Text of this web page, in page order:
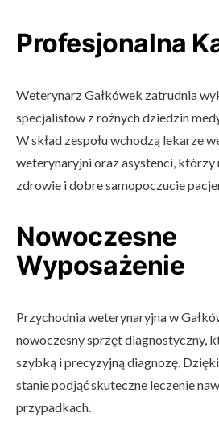
Profesjonalna
Weterynarz Gałkówek zatrudnia
specjalistów z różnych dziedzin
W skład zespołu wchodzą lekarze
weterynaryjni oraz asystenci, którzy
zdrowie i dobre samopoczucie
Nowoczesne
Wyposażenie
Przychodnia weterynaryjna w
nowoczesny sprzęt diagnostyczny,
szybką i precyzyjną diagnozę.
stanie podjąć skuteczne leczenie
przypadkach.